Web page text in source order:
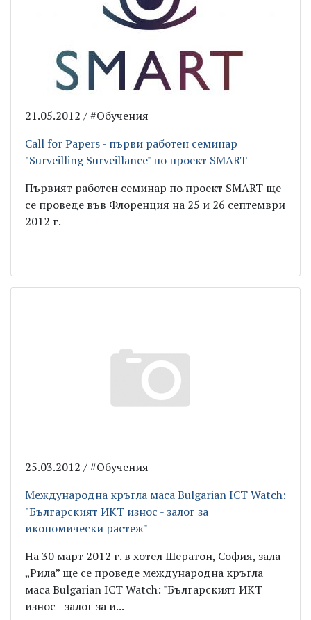
21.05.2012 / #Обучения
Call for Papers - първи работен семинар
"Surveilling Surveillance" по проект SMART
Първият работен семинар по проект SMART ще
се проведе във Флоренция на 25 и 26 септември
2012 г.
25.03.2012 / #Обучения
Международна кръгла маса Bulgarian ICT Watch:
"Българският ИКТ износ - залог за
икономически растеж"
На 30 март 2012 г. в хотел Шератон, София, зала
„Рила” ще се проведе международна кръгла
маса Bulgarian ICT Watch: "Българският ИКТ
износ - залог за и...